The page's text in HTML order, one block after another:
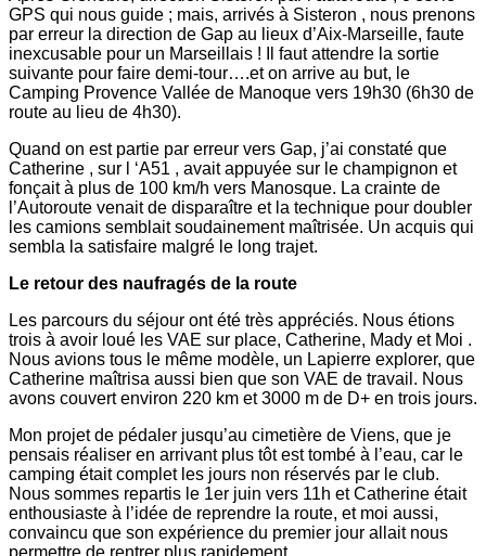
GPS qui nous guide ; mais, arrivés à Sisteron , nous prenons
par erreur la direction de Gap au lieux d’Aix-Marseille, faute
inexcusable pour un Marseillais ! Il faut attendre la sortie
suivante pour faire demi-tour….et on arrive au but, le
Camping Provence Vallée de Manoque vers 19h30 (6h30 de
route au lieu de 4h30).
Quand on est partie par erreur vers Gap, j’ai constaté que
Catherine , sur l ‘A51 , avait appuyée sur le champignon et
fonçait à plus de 100 km/h vers Manosque. La crainte de
l’Autoroute venait de disparaître et la technique pour doubler
les camions semblait soudainement maîtrisée. Un acquis qui
sembla la satisfaire malgré le long trajet.
Le retour des naufragés de la route
Les parcours du séjour ont été très appréciés. Nous étions
trois à avoir loué les VAE sur place, Catherine, Mady et Moi .
Nous avions tous le même modèle, un Lapierre explorer, que
Catherine maîtrisa aussi bien que son VAE de travail. Nous
avons couvert environ 220 km et 3000 m de D+ en trois jours.
Mon projet de pédaler jusqu’au cimetière de Viens, que je
pensais réaliser en arrivant plus tôt est tombé à l’eau, car le
camping était complet les jours non réservés par le club.
Nous sommes repartis le 1er juin vers 11h et Catherine était
enthousiaste à l’idée de reprendre la route, et moi aussi,
convaincu que son expérience du premier jour allait nous
permettre de rentrer plus rapidement.